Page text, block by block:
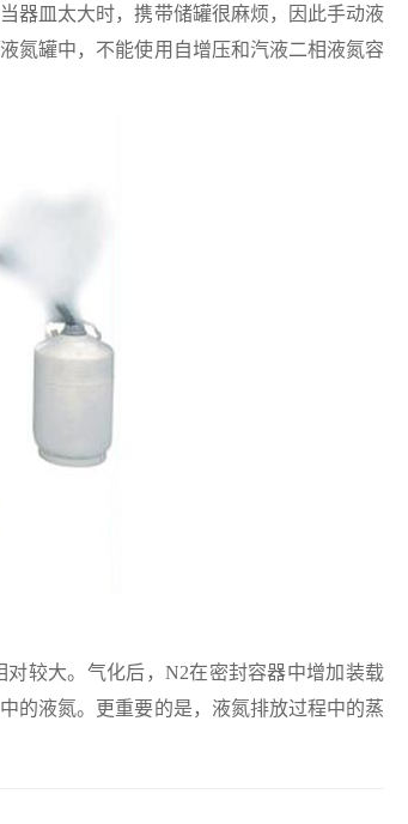
皿太大时，携带储罐很麻烦，因此手动液
氮罐中，不能使用自增压和汽液二相液氮容
较大。气化后，N2在密封容器中增加装载
的液氮。更重要的是，液氮排放过程中的蒸